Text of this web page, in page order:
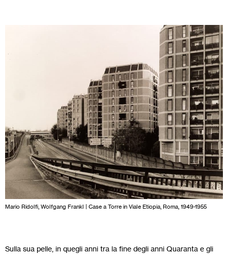
Mario Ridolfi, Wolfgang Frankl | Case a Torre in Viale Etiopia, Roma, 1949-1955
Sulla sua pelle, in quegli anni tra la fine degli anni Quaranta e gli